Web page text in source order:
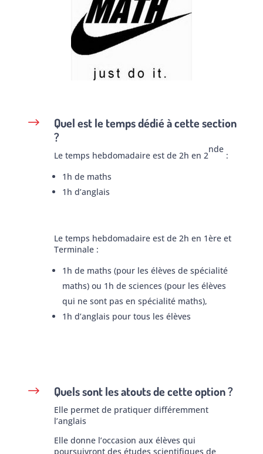
$
Quel est le temps dédié à cette section
?
Le temps hebdomadaire est de 2h en 2
nde
:
1h de maths
1h d’anglais
Le temps hebdomadaire est de 2h en 1ère et
Terminale :
1h de maths (pour les élèves de spécialité
maths) ou 1h de sciences (pour les élèves
qui ne sont pas en spécialité maths),
1h d’anglais pour tous les élèves
$ Quels sont les atouts de cette option ?
Elle permet de pratiquer différemment
l’anglais
Elle donne l’occasion aux élèves qui
poursuivront des études scientifiques de